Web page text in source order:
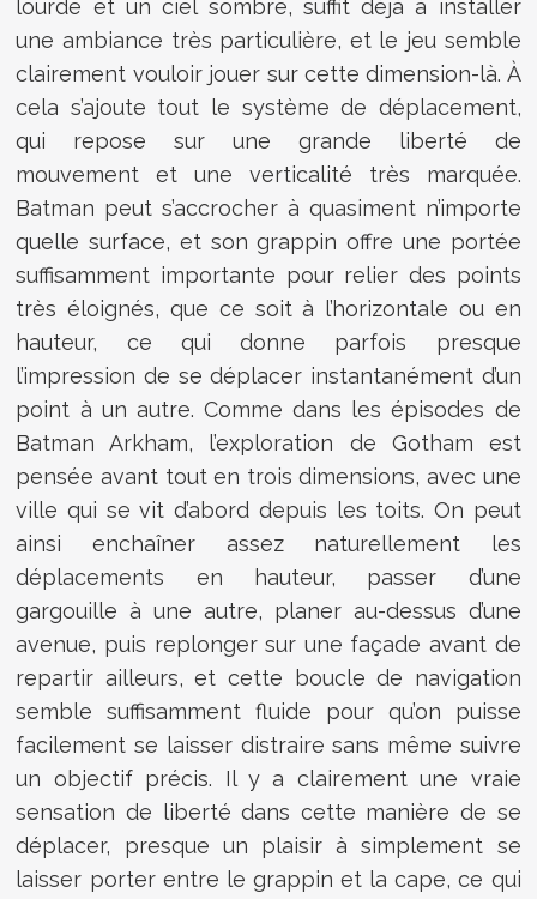
lourde et un ciel sombre, suffit déjà à installer
une ambiance très particulière, et le jeu semble
clairement vouloir jouer sur cette dimension-là. À
cela s’ajoute tout le système de déplacement,
qui repose sur une grande liberté de
mouvement et une verticalité très marquée.
Batman peut s’accrocher à quasiment n’importe
quelle surface, et son grappin offre une portée
suffisamment importante pour relier des points
très éloignés, que ce soit à l’horizontale ou en
hauteur, ce qui donne parfois presque
l’impression de se déplacer instantanément d’un
point à un autre. Comme dans les épisodes de
Batman Arkham, l’exploration de Gotham est
pensée avant tout en trois dimensions, avec une
ville qui se vit d’abord depuis les toits. On peut
ainsi enchaîner assez naturellement les
déplacements en hauteur, passer d’une
gargouille à une autre, planer au-dessus d’une
avenue, puis replonger sur une façade avant de
repartir ailleurs, et cette boucle de navigation
semble suffisamment fluide pour qu’on puisse
facilement se laisser distraire sans même suivre
un objectif précis. Il y a clairement une vraie
sensation de liberté dans cette manière de se
déplacer, presque un plaisir à simplement se
laisser porter entre le grappin et la cape, ce qui